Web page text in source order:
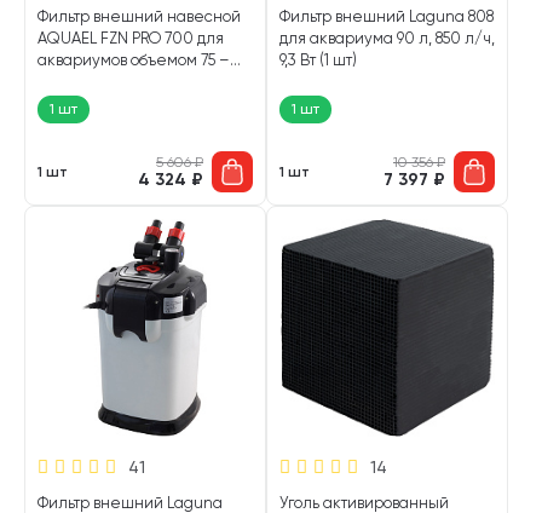
Фильтр внешний навесной
AQUAEL FZN PRO 700 для
аквариумов объемом 75 –
1 шт
1 шт
5 606₽
4 324 ₽
Фильтр внешний Laguna 808
для аквариума 90 л, 850 л/ч,
9,3 Вт (1 шт)
1 шт
1 шт
10 356₽
7 397 ₽
41
Фильтр внешний Laguna
14
Уголь активированный